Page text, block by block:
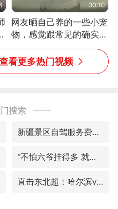
00:10
网友晒自己养的一些小宠
物，感觉跟常见的确实有
些不一样
看更多热门视频
搜索
新疆景区自驾服务费改为按车收费
“不怕六爷挂得多 就怕六爷挂一颗”
直击东北超：哈尔滨vs通辽